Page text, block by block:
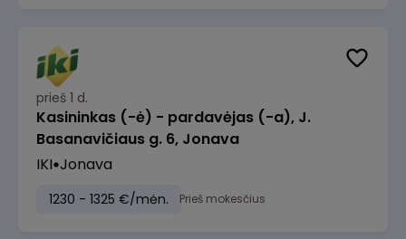
prieš 1 d.
Kasininkas (-ė) - pardavėjas (-a), J.
Basanavičiaus g. 6, Jonava
IKI Jonava
1230 - 1325 €/mėn. Prieš mokesčius